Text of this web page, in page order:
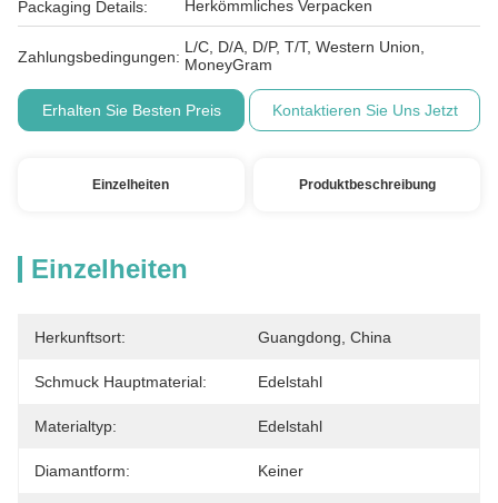
Packaging Details: Herkömmliches Verpacken
Zahlungsbedingungen:
L/C, D/A, D/P, T/T, Western Union,
MoneyGram
Erhalten Sie Besten Preis Kontaktieren Sie Uns Jetzt
Einzelheiten Produktbeschreibung
Einzelheiten
Herkunftsort: Guangdong, China
Schmuck Hauptmaterial: Edelstahl
Materialtyp: Edelstahl
Diamantform: Keiner